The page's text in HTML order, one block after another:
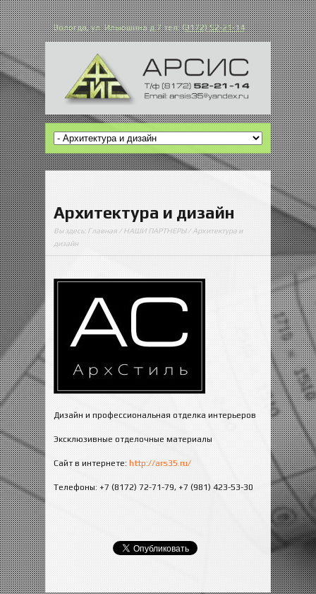
Вологда, ул. Ильюшина д.7 тел:(8172) 52-21-14
Архитектура и дизайн
Вы здесь: Главная /НАШИ ПАРТНЕРЫ/ Архитектура и
дизайн
Дизайн и профессиональная отделка интерьеров
Эксклюзивные отделочные материалы
Сайт в интернете: http://ars35.ru/
Телефоны: +7 (8172) 72-71-79, +7 (981) 423-53-30